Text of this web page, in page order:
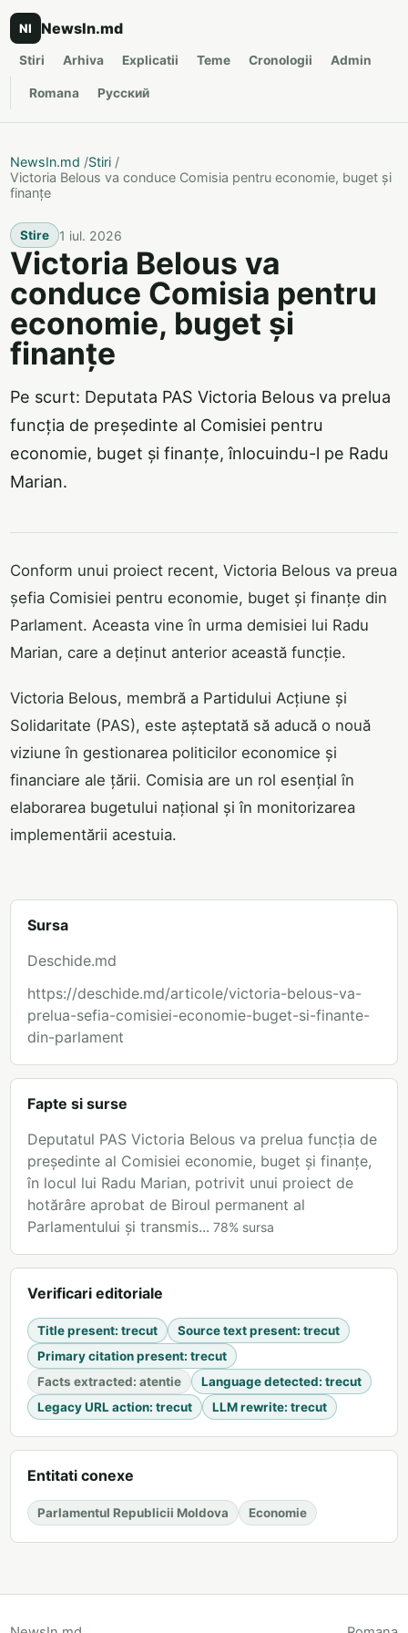
NI NewsIn.md
Stiri Arhiva Explicatii Teme Cronologii Admin
Romana Русский
NewsIn.md /Stiri /
Victoria Belous va conduce Comisia pentru economie, buget și
finanțe
Stire 1 iul. 2026
Victoria Belous va
conduce Comisia pentru
economie, buget și
finanțe
Pe scurt: Deputata PAS Victoria Belous va prelua
funcția de președinte al Comisiei pentru
economie, buget și finanțe, înlocuindu-l pe Radu
Marian.
Conform unui proiect recent, Victoria Belous va preua
șefia Comisiei pentru economie, buget și finanțe din
Parlament. Aceasta vine în urma demisiei lui Radu
Marian, care a deținut anterior această funcție.
Victoria Belous, membră a Partidului Acțiune și
Solidaritate (PAS), este așteptată să aducă o nouă
viziune în gestionarea politicilor economice și
financiare ale țării. Comisia are un rol esențial în
elaborarea bugetului național și în monitorizarea
implementării acestuia.
Sursa
Deschide.md
https://deschide.md/articole/victoria-belous-va-
prelua-sefia-comisiei-economie-buget-si-finante-
din-parlament
Fapte si surse
Deputatul PAS Victoria Belous va prelua funcția de
președinte al Comisiei economie, buget și finanțe,
în locul lui Radu Marian, potrivit unui proiect de
hotărâre aprobat de Biroul permanent al
Parlamentului și transmis... 78% sursa
Verificari editoriale
Title present: trecut Source text present: trecut
Primary citation present: trecut
Facts extracted: atentie Language detected: trecut
Legacy URL action: trecut LLM rewrite: trecut
Entitati conexe
Parlamentul Republicii Moldova Economie